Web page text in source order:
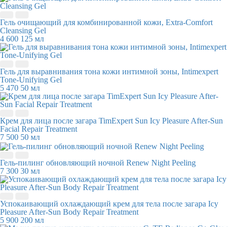
Гель очищающий для комбинированной кожи, Extra-Comfort
Cleansing Gel
4 600 125 мл
Гель для выравнивания тона кожи интимной зоны, Intimexpert
Tone-Unifying Gel
5 470 50 мл
Крем для лица после загара TimExpert Sun Icy Pleasure After-Sun
Facial Repair Treatment
7 500 50 мл
Гель-пилинг обновляющий ночной Renew Night Peeling
7 300 30 мл
Успокаивающий охлаждающий крем для тела после загара Icy
Pleasure After-Sun Body Repair Treatment
5 900 200 мл